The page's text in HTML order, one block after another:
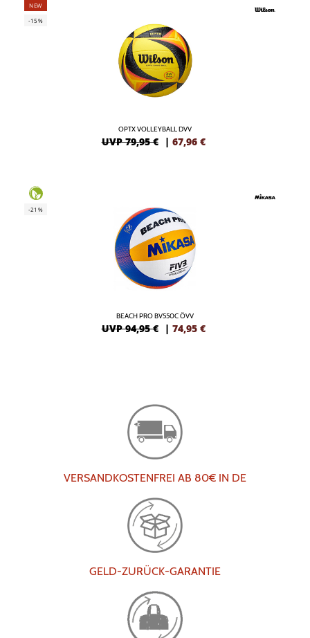
NEW
-15%
OPTX VOLLEYBALL DVV
UVP 79,95 € | 67,96 €
-21%
BEACH PRO BV550C ÖVV
UVP 94,95 € | 74,95 €
VERSANDKOSTENFREI AB 80€ IN DE
GELD-ZURÜCK-GARANTIE